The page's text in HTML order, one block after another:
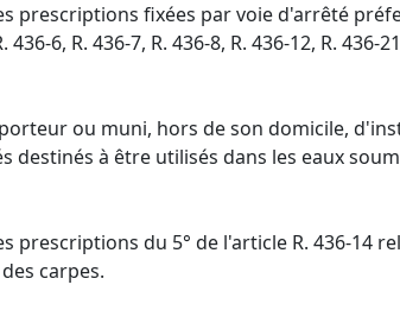
prescriptions fixées par voie d'arrêté
6, R. 436-7, R. 436-8, R. 436-12, R. 436-
ou muni, hors de son domicile,
destinés à être utilisés dans les eaux
prescriptions du 5° de l'article R. 436-14
carpes.